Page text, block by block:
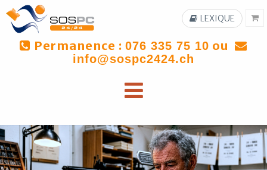
Permanence : 076 335 75 10 ou
info@sospc2424.ch
LEXIQUE